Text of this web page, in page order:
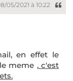
05/2021 à 10:22
en effet le
meme ,c'est